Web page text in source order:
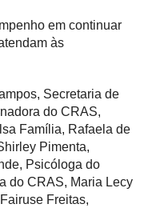
em continuar
às
Secretaria de
do CRAS,
Família, Rafaela de
Pimenta,
Psicóloga do
do CRAS, Maria Lecy
Freitas,